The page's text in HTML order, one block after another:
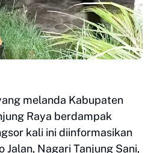
melanda Kabupaten
Raya berdampak
kali ini diinformasikan
Nagari Tanjung Sani,